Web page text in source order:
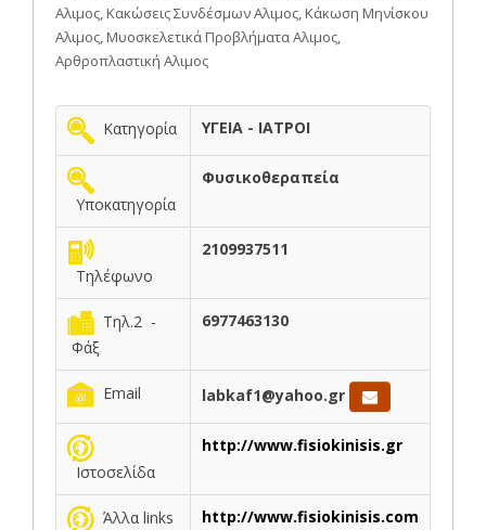
Αλιμος, Κακώσεις Συνδέσμων Αλιμος, Κάκωση Μηνίσκου
Αλιμος, Μυοσκελετικά Προβλήματα Αλιμος,
Αρθροπλαστική Αλιμος
Κατηγορία ΥΓΕΙΑ - ΙΑΤΡΟΙ
Υποκατηγορία
Φυσικοθεραπεία
Τηλέφωνο
2109937511
Τηλ.2 -
Φάξ
6977463130
Email labkaf1@yahoo.gr
Ιστοσελίδα
http://www.fisiokinisis.gr
Άλλα links http://www.fisiokinisis.com